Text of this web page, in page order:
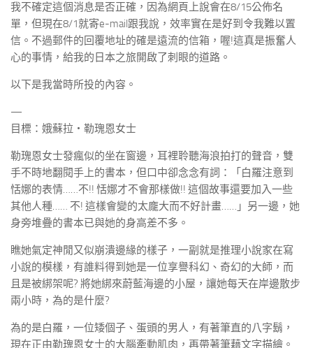
我不確定這個消息是否正確，因為網頁上說會在8/15公佈名
單，但現在8/1就寄e-mail跟我說，效率實在是好到令我難以置
信。不過郵件的回覆地址的確是遠流的信箱，喔!這真是振奮人
心的事情，給我的日本之旅開啟了刺眼的道路。
以下是我當時所投的內容。
—
目標：娥蘇拉‧勒瑰恩女士
勒瑰恩女士發瘋似的坐在窗邊，耳裡聆聽海浪拍打的聲音，雙
手不時地翻閱手上的書本，但口中卻念念有詞：「白羅注意到
恬娜的表情……不!! 恬娜才不會那樣做!! 這個故事還要加入一些
其他人種…… 不! 這樣會變的太龐大而不好計畫……」另一邊，她
身旁堆疊的書本已與她的身高差不多。
瞧她氣定神閒又似崩潰邊緣的樣子，一副就是推理小說家在寫
小說的模樣，有誰料得到她是一位享譽科幻、奇幻的大師，而
且是被綁架呢? 將她綁來蔚藍海邊的小屋，讓她每天在岸邊散步
兩小時，為的是什麼?
為的是白羅，一位矮個子、蛋頭的男人，有著筆直的八字鬍，
現在正由勒瑰恩女士的大腦牽動肌肉，再帶著筆藉文字描繪。